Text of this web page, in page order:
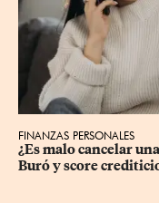
FINANZAS PERSONALES
¿Es malo cancelar
Buró y score